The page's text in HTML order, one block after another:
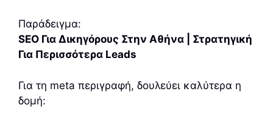
Παράδειγμα:
SEO Για Δικηγόρους Στην Αθήνα | Στρατηγική
Για Περισσότερα Leads
Για τη meta περιγραφή, δουλεύει καλύτερα η
δομή: